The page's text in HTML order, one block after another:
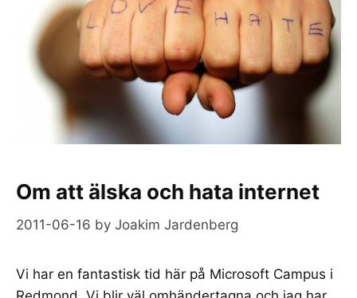
Om att älska och hata internet
2011-06-16 by Joakim Jardenberg
Vi har en fantastisk tid här på Microsoft Campus i